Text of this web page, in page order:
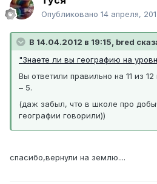
Опубликовано 14 апреля,
В 14.04.2012 в 19:15, bred
"Знаете ли вы географию на
Вы ответили правильно на 11 из
– 5.
(даж забыл, что в школе про
географии говорили))
спасибо,вернули на землю....